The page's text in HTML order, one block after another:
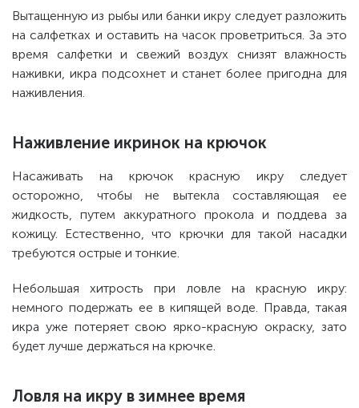
Вытащенную из рыбы или банки икру следует разложить
на салфетках и оставить на часок проветриться. За это
время салфетки и свежий воздух снизят влажность
наживки, икра подсохнет и станет более пригодна для
наживления.
Наживление икринок на крючок
Насаживать на крючок красную икру следует
осторожно, чтобы не вытекла составляющая ее
жидкость, путем аккуратного прокола и поддева за
кожицу. Естественно, что крючки для такой насадки
требуются острые и тонкие.
Небольшая хитрость при ловле на красную икру:
немного подержать ее в кипящей воде. Правда, такая
икра уже потеряет свою ярко-красную окраску, зато
будет лучше держаться на крючке.
Ловля на икру в зимнее время